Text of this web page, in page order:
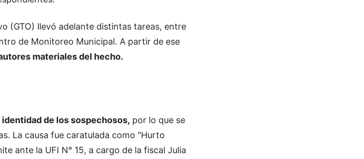
(GTO) llevó adelante distintas tareas, entre
de Monitoreo Municipal. A partir de ese
materiales del hecho.
de los sospechosos, por lo que se
La causa fue caratulada como "Hurto
ante la UFI N° 15, a cargo de la fiscal Julia